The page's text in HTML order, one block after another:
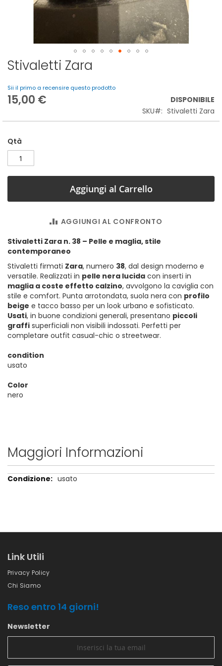
Stivaletti Zara
Sii il primo a recensire questo prodotto
15,00 €
DISPONIBILE
SKU
Stivaletti Zara
Qtà
Aggiungi al Carrello
AGGIUNGI AL CONFRONTO
Stivaletti Zara n. 38 – Pelle e maglia, stile
contemporaneo
Stivaletti firmati Zara, numero 38, dal design moderno e
versatile. Realizzati in pelle nera lucida con inserti in
maglia a coste effetto calzino, avvolgono la caviglia con
stile e comfort. Punta arrotondata, suola nera con profilo
beige e tacco basso per un look urbano e sofisticato.
Usati, in buone condizioni generali, presentano piccoli
graffi superficiali non visibili indossati. Perfetti per
completare outfit casual-chic o streetwear.
condition
usato
Color
nero
Vai
all'inizio
galleria
di
Maggiori Informazioni
Maggiori
usato
Link Utili
Privacy Policy
Chi Siamo
Reso entro 14 giorni!
Newsletter